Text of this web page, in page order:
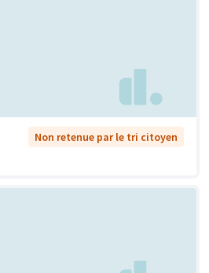
Non retenue par le tri citoyen